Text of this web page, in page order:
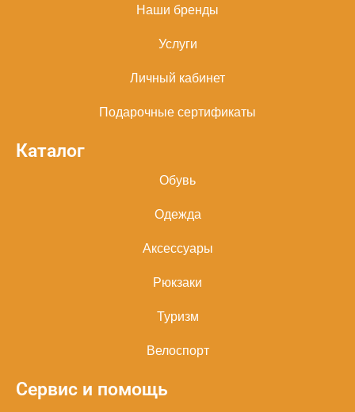
Наши бренды
Услуги
Личный кабинет
Подарочные сертификаты
Каталог
Обувь
Одежда
Аксессуары
Рюкзаки
Туризм
Велоспорт
Сервис и помощь